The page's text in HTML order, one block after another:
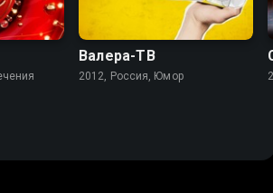
Валера-ТВ
2012, Россия, Юмор